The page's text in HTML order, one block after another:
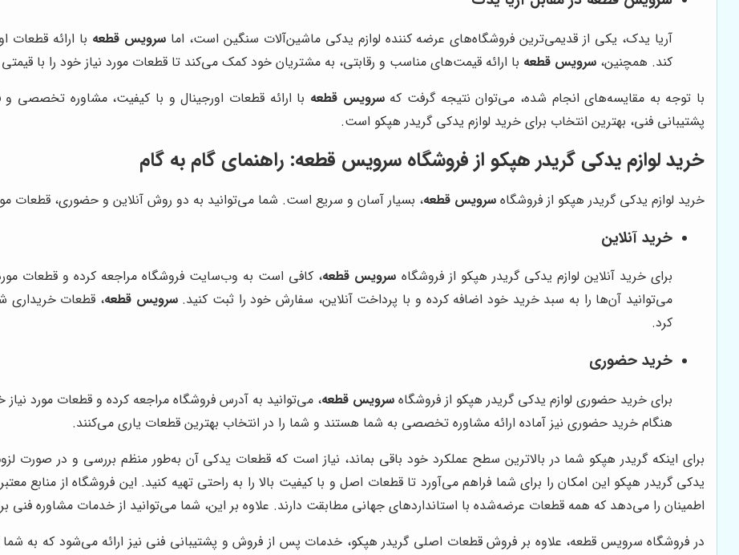
آریا یدک، یکی از قدیمی‌ترین فروشگاه‌های عرضه کننده لوازم یدکی ماشین‌آلات سنگین است، اما سرویس قطعه با ارائه قطعات
کند. همچنین، سرویس قطعه با ارائه قیمت‌های مناسب و رقابتی، به مشتریان خود کمک می‌کند تا قطعات مورد نیاز خود را با قیمتی
با توجه به مقایسه‌های انجام شده، می‌توان نتیجه گرفت کهسرویس قطعه با ارائه قطعات اورجینال و با کیفیت، مشاوره
پشتیبانی فنی، بهترین انتخاب برای خرید لوازم یدکی گریدر هپکو است.
خرید لوازم یدکی گریدر هپکو از فروشگاه سرویس قطعه: راهنمای گام به گام
خرید لوازم یدکی گریدر هپکو از فروشگاه سرویس قطعه، بسیار آسان و سریع است. شما می‌توانید به دو روش آنلاین و حضوری، قطعات
خرید آنلاین
برای خرید آنلاین لوازم یدکی گریدر هپکو از فروشگاه سرویس قطعه، کافی است به وب‌سایت فروشگاه مراجعه کرده و قطعات
می‌توانید آن‌ها را به سبد خرید خود اضافه کرده و با پرداخت آنلاین، سفارش خود را ثبت کنید.سرویس قطعه، قطعات خریداری
کرد.
خرید حضوری
برای خرید حضوری لوازم یدکی گریدر هپکو از فروشگاه سرویس قطعه، می‌توانید به آدرس فروشگاه مراجعه کرده و قطعات مورد
هنگام خرید حضوری نیز آماده ارائه مشاوره تخصصی به شما هستند و شما را در انتخاب بهترین قطعات یاری می‌کنند.
برای اینکه گریدر هپکو شما در بالاترین سطح عملکرد خود باقی بماند، نیاز است که قطعات یدکی آن به‌طور منظم بررسی و در صورت
یدکی گریدر هپکو این امکان را برای شما فراهم می‌آورد تا قطعات اصل و با کیفیت بالا را به راحتی تهیه کنید. این فروشگاه از منابع
اطمینان را می‌دهد که همه قطعات عرضه‌شده با استانداردهای جهانی مطابقت دارند. علاوه بر این، شما می‌توانید از خدمات مشاوره
در فروشگاه سرویس قطعه، علاوه بر فروش قطعات اصلی گریدر هپکو، خدمات پس از فروش و پشتیبانی فنی نیز ارائه می‌شود که به